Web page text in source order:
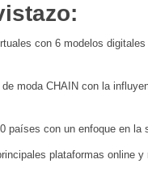
con 6 modelos
moda CHAIN con la
países con un enfoque en la
plataformas online y